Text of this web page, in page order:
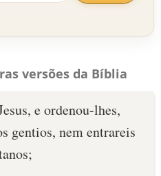
versões da Bíblia
e ordenou-lhes,
gentios, nem entrareis